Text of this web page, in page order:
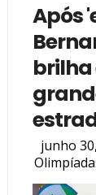
Após
brilha
junho